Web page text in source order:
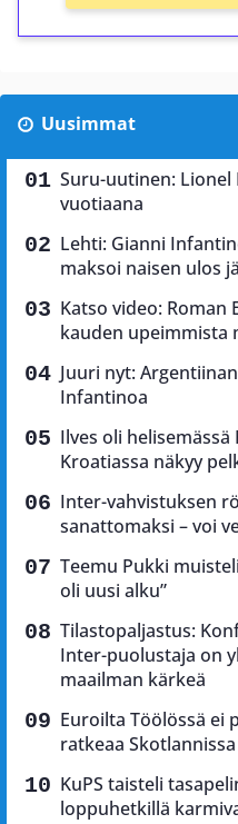
Uusimmat
Suru-uutinen: Lionel
vuotiaana
Lehti: Gianni
maksoi naisen ulos
Katso video:
kauden upeimmista
Juuri nyt:
Infantinoa
Ilves oli
Kroatiassa näkyy
Inter-vahvistuksen
sanattomaksi – voi
Teemu Pukki
oli uusi alku”
Tilastopaljastus:
Inter-puolustaja on
maailman kärkeä
Euroilta Töölössä ei
ratkeaa Skotlannissa
KuPS taisteli
loppuhetkillä